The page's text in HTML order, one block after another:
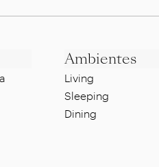
Ambientes
Living
Sleeping
Dining